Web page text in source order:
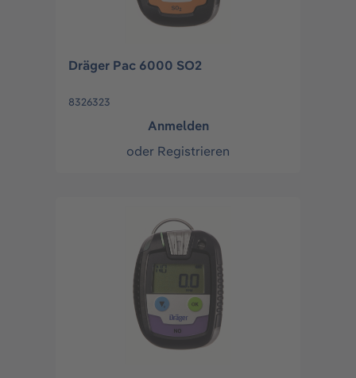
Dräger Pac 6000 SO2
8326323
Anmelden
oder Registrieren